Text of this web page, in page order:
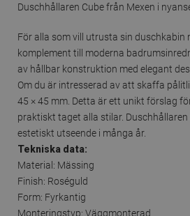
Duschhållaren Cube från Mexen i
För alla som vill utrusta sin
komplement till moderna
av hållbar konstruktion med elegant
Om du är intresserad av att skaffa
45 × 45 mm. Detta är ett unikt förslag
praktiskt taget alla stilar.
estetiskt utseende i många år.
Tekniska data:
Material: Mässing
Finish: Roséguld
Form: Fyrkantig
Monteringstyp: Väggmonterad